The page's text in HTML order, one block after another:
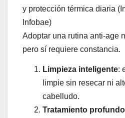
y protección térmica diaria
Infobae)
Adoptar una rutina anti-age
pero sí requiere constancia.
Limpieza inteligente:
limpie sin resecar ni
cabelludo.
Tratamiento profundo